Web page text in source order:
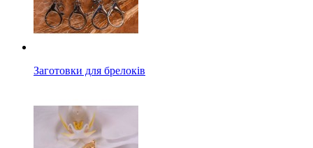
Заготовки для брелоків